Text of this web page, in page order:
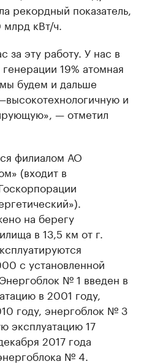
рекордный показатель,
кВт/ч.
за эту работу. У нас в
19% атомная
будем и дальше
и
— отметил
филиалом АО
(входит в
на берегу
в 13,5 км от г.
с установленной
№ 1 введен в
в 2001 году,
году, энергоблок № 3
эксплуатацию 17
2017 года
№ 4.